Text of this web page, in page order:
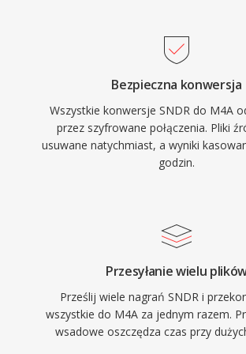
zachowanie wczesnych nagran
obejmuje VLC, foobar2000, Androida i
wiekszsc systemow informacyjno-
rozrywkowych w samochodach. Trzy
korzysci definiuja format: wyzsza
kodowania niz starsze stratne
metadane dzieki strukturze atomow
stratne, jak i bezstratne.
Bezpieczna konwersja
Wszystkie konwersje SNDR do M4A
przez szyfrowane połączenia. Pliki
usuwane natychmiast, a wyniki
godzin.
Przesyłanie wielu
Prześlij wiele nagrań SNDR i
wszystkie do M4A za jednym razem.
wsadowe oszczędza czas przy